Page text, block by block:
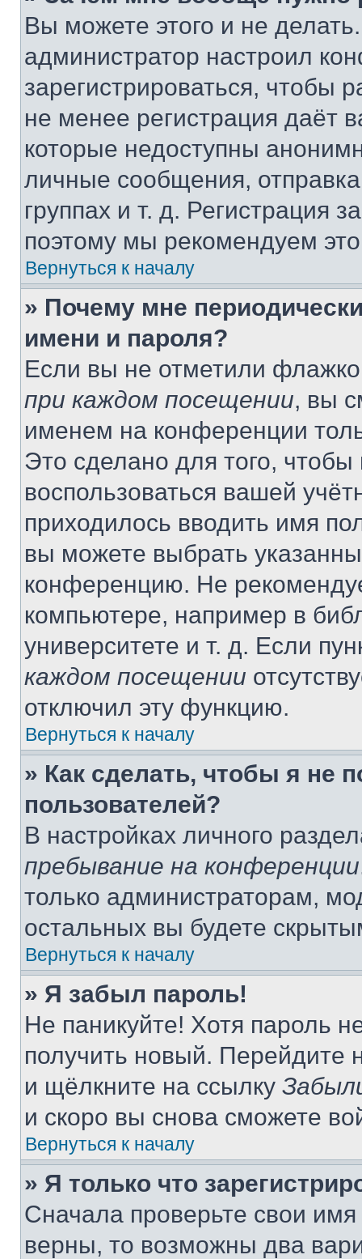
Вы можете этого и не
администратор настроил
зарегистрироваться, чтобы
не менее регистрация даёт
которые недоступны
личные сообщения,
группах и т. д. Регистрация
поэтому мы рекомендуем
Вернуться к началу
» Почему мне
имени и пароля?
Если вы не отметили
при каждом посещении, вы
именем на конференции
Это сделано для того, чтобы
воспользоваться вашей
приходилось вводить имя
вы можете выбрать
конференцию. Не
компьютере, например в
университете и т. д. Если
каждом посещении
отключил эту функцию.
Вернуться к началу
» Как сделать, чтобы я не
пользователей?
В настройках личного
пребывание на конференции
только администраторам,
остальных вы будете
Вернуться к началу
» Я забыл пароль!
Не паникуйте! Хотя пароль
получить новый. Перейдите
и щёлкните на ссылку
и скоро вы снова сможете
Вернуться к началу
» Я только что
Сначала проверьте свои
верны, то возможны два